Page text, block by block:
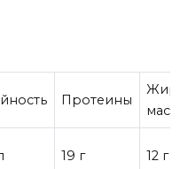
Протеины
масса
19 г 12 г